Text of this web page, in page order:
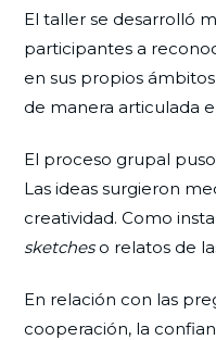
El taller se desarrolló
participantes a
en sus propios
de manera articulada
El proceso grupal
Las ideas surgieron
creatividad. Como
sketcheso relatos de
En relación con las
cooperación, la